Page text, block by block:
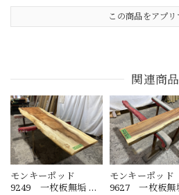
この商品をアプリ
関連商品
モンキーポッド
9249 一枚板無垢 乾
モンキーポッド
9627 一枚板無